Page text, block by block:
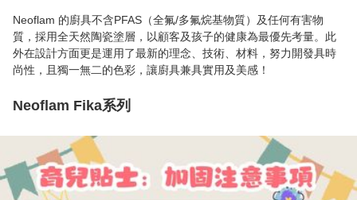
Neoflam 的廚具不含PFAS（全氟/多氟烷基物質）及任何有害物
質，採用全天然陶瓷塗層，以顧客及孩子的健康為最優先考量。此
外在設計方面更是運用了最新的理念、技術、材料，努力開發具時
尚性，且獨一無二的色彩，讓廚具兼具實用及美感！
Neoflam Fika系列